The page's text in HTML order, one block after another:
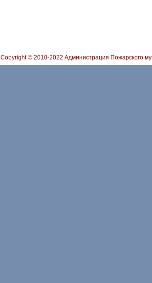
Copyright © 2010-2022 Администрация Пожарского